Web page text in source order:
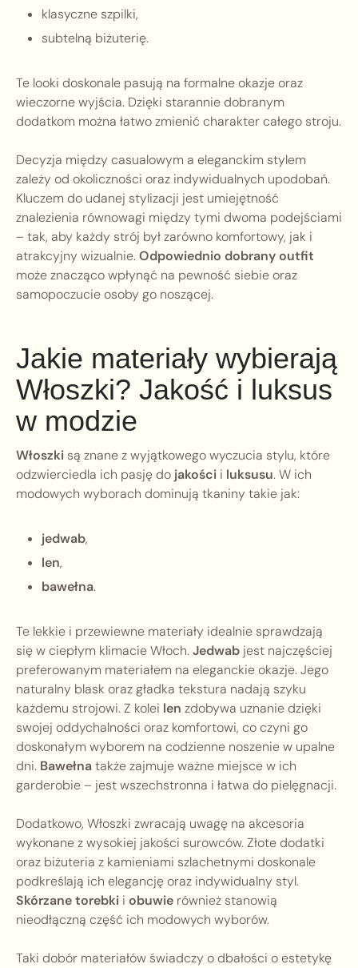
klasyczne szpilki,
subtelną biżuterię.
Te looki doskonale pasują na formalne okazje oraz
wieczorne wyjścia. Dzięki starannie dobranym
dodatkom można łatwo zmienić charakter całego stroju.
Decyzja między casualowym a eleganckim stylem
zależy od okoliczności oraz indywidualnych upodobań.
Kluczem do udanej stylizacji jest umiejętność
znalezienia równowagi między tymi dwoma podejściami
– tak, aby każdy strój był zarówno komfortowy, jak i
atrakcyjny wizualnie.Odpowiednio dobrany outfit
może znacząco wpłynąć na pewność siebie oraz
samopoczucie osoby go noszącej.
Jakie materiały wybierają
Włoszki? Jakość i luksus
w modzie
Włoszki są znane z wyjątkowego wyczucia stylu, które
odzwierciedla ich pasję do jakości i luksusu. W ich
modowych wyborach dominują tkaniny takie jak:
jedwab,
len,
bawełna.
Te lekkie i przewiewne materiały idealnie sprawdzają
się w ciepłym klimacie Włoch.Jedwab jest najczęściej
preferowanym materiałem na eleganckie okazje. Jego
naturalny blask oraz gładka tekstura nadają szyku
każdemu strojowi. Z kolei len zdobywa uznanie dzięki
swojej oddychalności oraz komfortowi, co czyni go
doskonałym wyborem na codzienne noszenie w upalne
dni. Bawełnatakże zajmuje ważne miejsce w ich
garderobie – jest wszechstronna i łatwa do pielęgnacji.
Dodatkowo, Włoszki zwracają uwagę na akcesoria
wykonane z wysokiej jakości surowców. Złote dodatki
oraz biżuteria z kamieniami szlachetnymi doskonale
podkreślają ich elegancję oraz indywidualny styl.
Skórzane torebki i obuwie również stanowią
nieodłączną część ich modowych wyborów.
Taki dobór materiałów świadczy o dbałości o estetykę